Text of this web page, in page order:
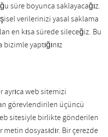
süre boyunca saklayacağız.
verilerinizi yasal saklama
en kısa sürede sileceğiz. Bu
yaptığınız
ayrıca web sitemizi
görevlendirilen üçüncü
sitesiyle birlikte gönderilen
dosyasıdır. Bir çerezde